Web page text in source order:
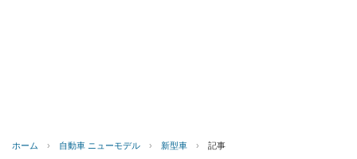
ホーム › 自動車 ニューモデル › 新型車 › 記事